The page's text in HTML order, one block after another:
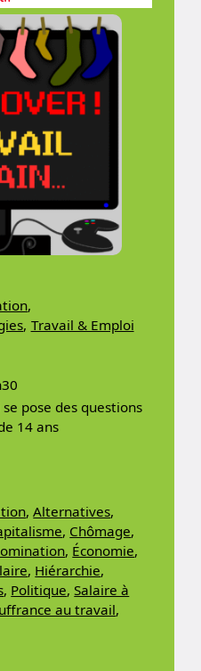
,
, Travail & Emploi
pose des questions
14 ans
,Alternatives,
, Chômage,
, Économie,
, Hiérarchie,
, Politique,Salaire à
au travail,